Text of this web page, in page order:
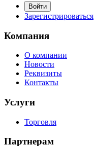
Зарегистрироваться
Компания
О компании
Новости
Реквизиты
Контакты
Услуги
Торговля
Партнерам